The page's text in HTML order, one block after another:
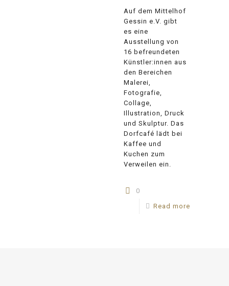
Auf dem Mittelhof
Gessin e.V. gibt
es eine
Ausstellung von
16 befreundeten
Künstler:innen aus
den Bereichen
Malerei,
Fotografie,
Collage,
Illustration, Druck
und Skulptur. Das
Dorfcafé lädt bei
Kaffee und
Kuchen zum
Verweilen ein.
0
Read more